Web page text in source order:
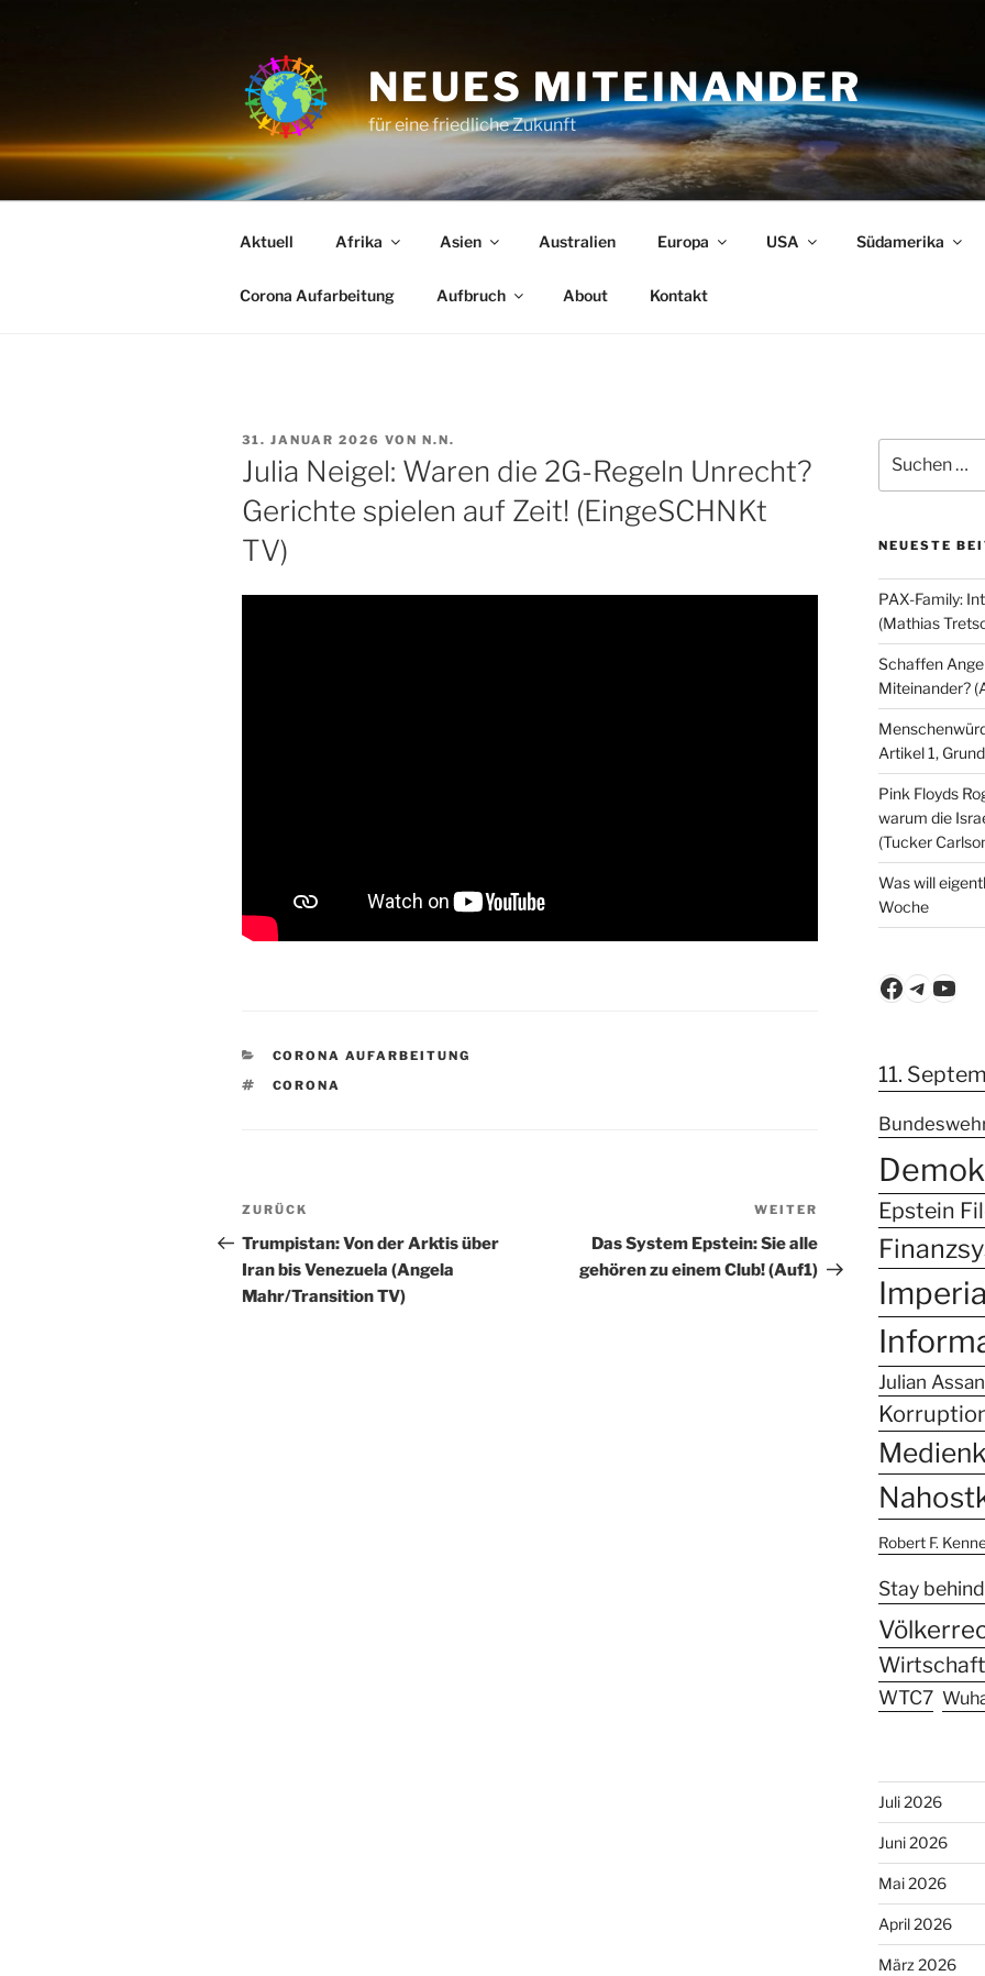
NEUES MITEINANDER
für eine friedliche Zukunft
Aktuell Afrika Asien Australien Europa USA Südamerika
Corona Aufarbeitung Aufbruch About Kontakt
VERÖFFENTLICHT
AM
31. JANUAR 2026 VON N.N.
Julia Neigel: Waren die 2G-Regeln Unrecht?
Gerichte spielen auf Zeit! (EingeSCHNKt
TV)
KATEGORIEN
CORONA AUFARBEITUNG
SCHLAGWÖRTER
CORONA
Beitragsnavigation
Vorheriger
Beitrag
ZURÜCK
Trumpistan: Von der Arktis über
Iran bis Venezuela (Angela
Mahr/Transition TV)
Nächster
Beitrag
WEITER
Das System Epstein: Sie alle
gehören zu einem Club! (Auf1)
nach:
NEUESTE
PAX-Family:
(Mathias
Schaffen
Miteinander?
Artikel 1,
Pink Floyds
warum die
(Tucker
Was will
Woche
Facebook
11.
Epstein
Julian
Robert F.
Stay behind
WTC7
Juli 2026
Juni 2026
Mai 2026
April 2026
März 2026